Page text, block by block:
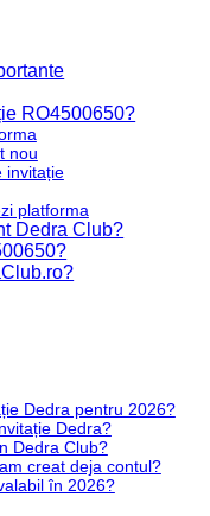
RO4500650?
nou
invitație
platforma
Dedra Club?
Dedra pentru 2026?
Dedra?
Dedra Club?
creat deja contul?
în 2026?